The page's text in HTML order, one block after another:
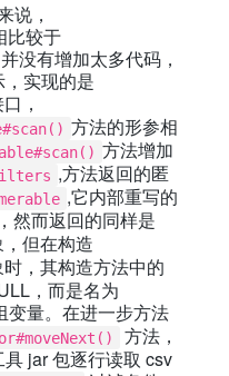
说，
比较于
没有增加太多代码，
实现的是
，
方法的形参相
方法增加
filters ,方法返回的匿
,它内部重写的
然而返回的同样是
但在构造
，其构造方法中的
，而是名为
变量。在进一步方法
方法，
jar 包逐行读取 csv